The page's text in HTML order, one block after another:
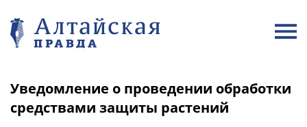
Уведомление о проведении обработки
средствами защиты растений